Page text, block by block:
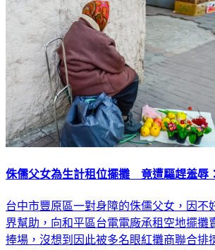
侏儒父女為生計租位擺攤 竟遭驅趕羞辱
台中市豐原區一對身障的侏儒父女，因不
界幫助，向和平區台電電廠承租空地擺攤
捧場，沒想到因此被多名眼紅攤商聯合排